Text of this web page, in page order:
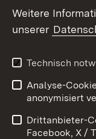
Social Wall
X / Twitter
Youtube
Weitere
unserer
Technisch
Analyse-
anonymisiert
Drittanbieter-
Facebook, X /